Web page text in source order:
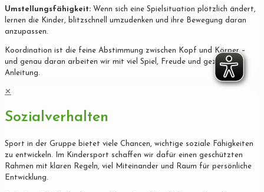
Umstellungsfähigkeit: Wenn sich eine Spielsituation plötzlich ändert,
lernen die Kinder, blitzschnell umzudenken und ihre Bewegung daran
anzupassen.
Koordination ist die feine Abstimmung zwischen Kopf und Körper –
und genau daran arbeiten wir mit viel Spiel, Freude und gezielter
Anleitung.
✕
Sozialverhalten
Sport in der Gruppe bietet viele Chancen, wichtige soziale Fähigkeiten
zu entwickeln. Im Kindersport schaffen wir dafür einen geschützten
Rahmen mit klaren Regeln, viel Miteinander und Raum für persönliche
Entwicklung.